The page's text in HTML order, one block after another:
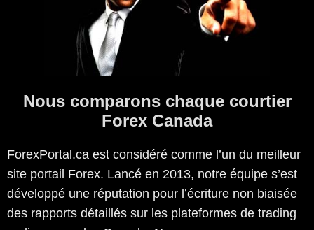
Nous comparons chaque courtier
Forex Canada
ForexPortal.ca est considéré comme l’un du meilleur
site portail Forex. Lancé en 2013, notre équipe s’est
développé une réputation pour l’écriture non biaisée
des rapports détaillés sur les plateformes de trading